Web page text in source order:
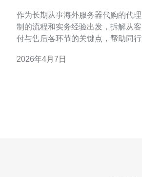
作为长期从事海外服务器代购的代
制的流程和实务经验出发，拆解从
付与售后各环节的关键点，帮助同
规性。 哪个套餐更适合不同类型的客户？ 选择时先评
2026年4月7日